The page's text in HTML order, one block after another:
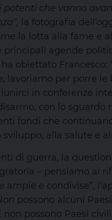
che vanno
la fotografia
la lotta alla fame e
agende
obiettato Francesco:
lavoriamo per porre le
in conferenze
con lo sguardo
fondi che
alla salute e
di guerra, la
– pensiamo ai
e condivise”,
possono alcuni
possono Paesi